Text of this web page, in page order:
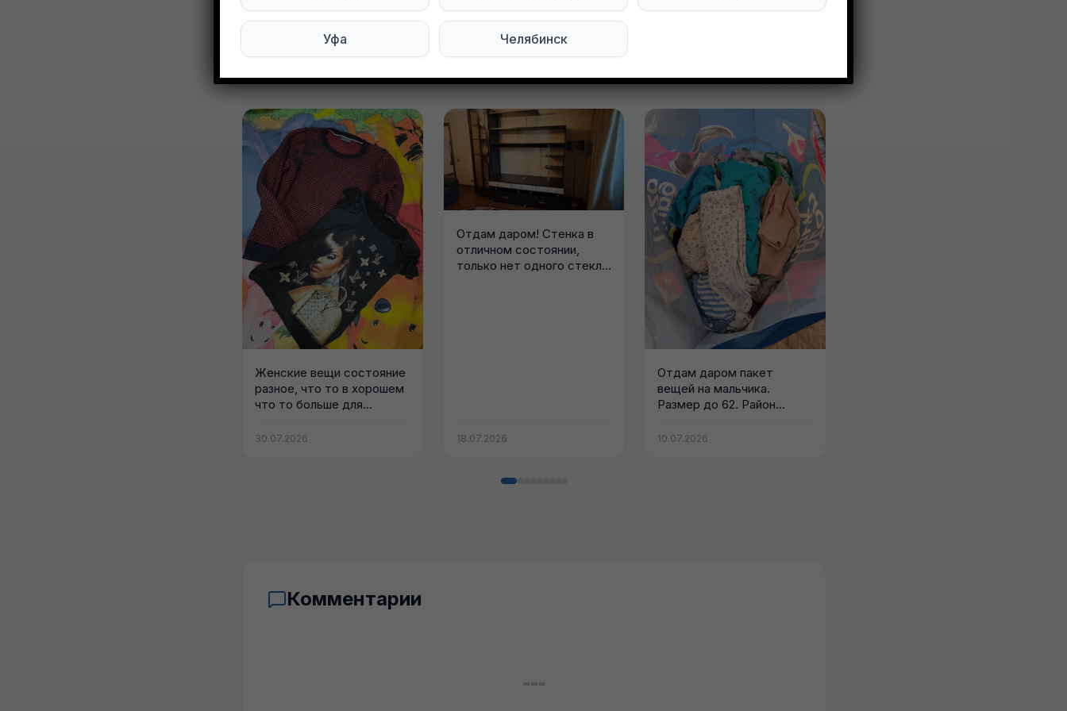
Другие объявления в этом городе
Женские вещи состояние
разное, что то в хорошем
что то больше для...
30.07.2026
Отдам даром! Стенка в
отличном состоянии,
только нет одного стекла
18.07.2026
Отдам даром пакет
вещей на мальчика.
Размер до 62. Район
10.07.2026
Комментарии
Уфа Челябинск